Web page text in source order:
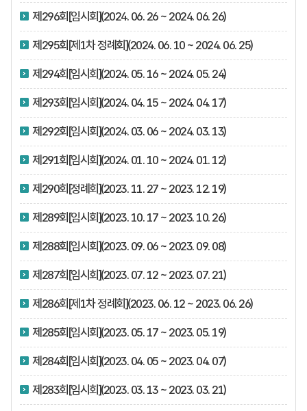
제296회[임시회](2024. 06. 26 ~ 2024. 06. 26)
제295회[제1차 정례회](2024. 06. 10 ~ 2024. 06. 25)
제294회[임시회](2024. 05. 16 ~ 2024. 05. 24)
제293회[임시회](2024. 04. 15 ~ 2024. 04. 17)
제292회[임시회](2024. 03. 06 ~ 2024. 03. 13)
제291회[임시회](2024. 01. 10 ~ 2024. 01. 12)
제290회[정례회](2023. 11. 27 ~ 2023. 12. 19)
제289회[임시회](2023. 10. 17 ~ 2023. 10. 26)
제288회[임시회](2023. 09. 06 ~ 2023. 09. 08)
제287회[임시회](2023. 07. 12 ~ 2023. 07. 21)
제286회[제1차 정례회](2023. 06. 12 ~ 2023. 06. 26)
제285회[임시회](2023. 05. 17 ~ 2023. 05. 19)
제284회[임시회](2023. 04. 05 ~ 2023. 04. 07)
제283회[임시회](2023. 03. 13 ~ 2023. 03. 21)